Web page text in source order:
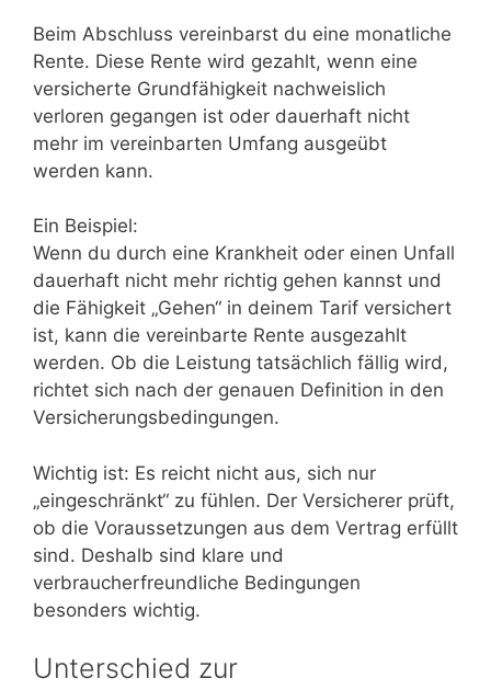
Beim Abschluss vereinbarst du eine monatliche
Rente. Diese Rente wird gezahlt, wenn eine
versicherte Grundfähigkeit nachweislich
verloren gegangen ist oder dauerhaft nicht
mehr im vereinbarten Umfang ausgeübt
werden kann.
Ein Beispiel:
Wenn du durch eine Krankheit oder einen Unfall
dauerhaft nicht mehr richtig gehen kannst und
die Fähigkeit „Gehen“ in deinem Tarif versichert
ist, kann die vereinbarte Rente ausgezahlt
werden. Ob die Leistung tatsächlich fällig wird,
richtet sich nach der genauen Definition in den
Versicherungsbedingungen.
Wichtig ist: Es reicht nicht aus, sich nur
„eingeschränkt“ zu fühlen. Der Versicherer prüft,
ob die Voraussetzungen aus dem Vertrag erfüllt
sind. Deshalb sind klare und
verbraucherfreundliche Bedingungen
besonders wichtig.
Unterschied zur